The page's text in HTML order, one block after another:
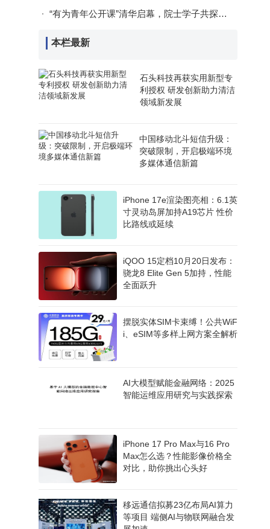
“有为青年公开课”清华启幕，院士学子共探智能共生新未来
本栏最新
石头科技再获实用新型专
利授权 研发创新助力清洁
领域新发展
中国移动北斗短信升级：
突破限制，开启极端环境
多媒体通信新篇
iPhone 17e渲染图亮相：6.1英
寸灵动岛屏加持A19芯片 性价
比路线或延续
iQOO 15定档10月20日发布：
骁龙8 Elite Gen 5加持，性能
全面跃升
摆脱实体SIM卡束缚！公共WiF
i、eSIM等多样上网方案全解析
AI大模型赋能金融网络：2025
智能运维应用研究与实践探索
iPhone 17 Pro Max与16 Pro
Max怎么选？性能影像价格全
对比，助你挑出心头好
移远通信拟募23亿布局AI算力
等项目 端侧AI与物联网融合发